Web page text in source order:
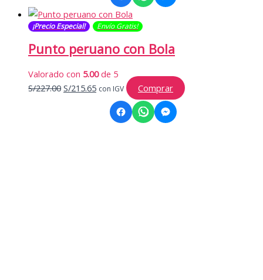
era:
S/189.90.
es:
S/180.41.
¡Precio Especial! Envío Gratis​​​!
Punto peruano con Bola
Valorado con 5.00de 5
S/227.00 El
S/215.65El
precio
actual
con IGV Comprar